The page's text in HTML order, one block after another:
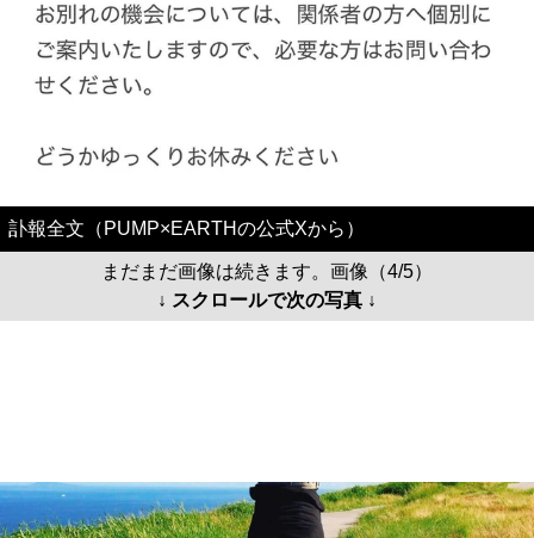
訃報全文（PUMP×EARTHの公式Xから）
まだまだ画像は続きます。画像（4/5）
↓ スクロールで次の写真 ↓